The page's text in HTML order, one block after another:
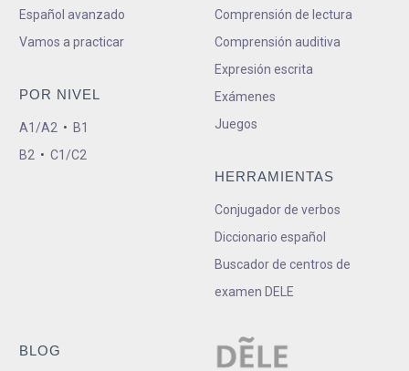
Español avanzado
Vamos a practicar
POR NIVEL
A1/A2 • B1
B2 • C1/C2
Comprensión de lectura
Comprensión auditiva
Expresión escrita
Exámenes
Juegos
HERRAMIENTAS
Conjugador de verbos
Diccionario español
Buscador de centros de
examen DELE
BLOG